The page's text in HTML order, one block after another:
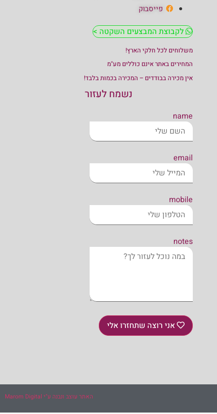
פייסבוק
לקבוצת המבצעים השקטה >
משלוחים לכל חלקי הארץ!
המחירים באתר אינם כוללים מע"מ
אין מכירה בבודדים – המכירה בכמות בלבד!
נשמח לעזור
name
email
mobile
notes
אני רוצה שתחזרו אלי
האתר עוצב ונבנה ע"י Marom Digital